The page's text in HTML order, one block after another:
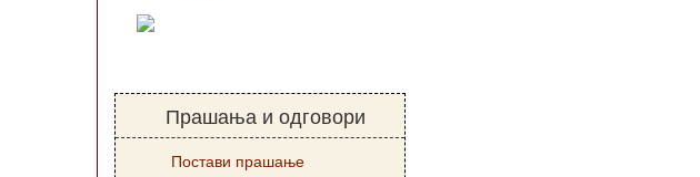
Прашања и одговори
Постави прашање